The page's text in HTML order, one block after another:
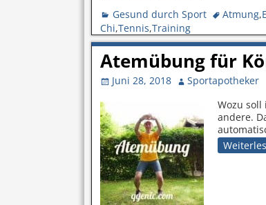
Gesund durch Sport Atmung,
Chi,Tennis,Training
Atemübung für
Juni 28, 2018
Sportapotheker
Wozu
andere.